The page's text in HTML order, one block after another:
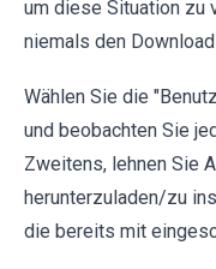
um diese Situation zu
niemals den
Wählen Sie die
und beobachten Sie
Zweitens, lehnen Sie
herunterzuladen/zu
die bereits mit